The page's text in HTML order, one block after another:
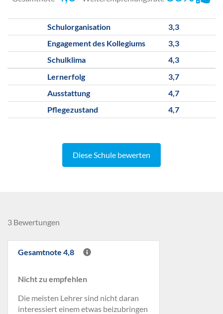
Schulorganisation
3,3
Engagement des Kollegiums
3,3
Schulklima
4,3
Lernerfolg
3,7
Ausstattung
4,7
Pflegezustand
4,7
Diese Schule bewerten
3 Bewertungen
Gesamtnote 4,8
Nicht zu empfehlen
Die meisten Lehrer sind nicht daran
interessiert einem etwas beizubringen